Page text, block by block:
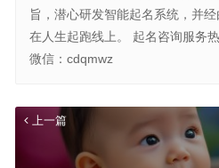
旨，潜心研发智能起名系统，并
在人生起跑线上。 起名咨询服务
微信：cdqmwz
上一篇